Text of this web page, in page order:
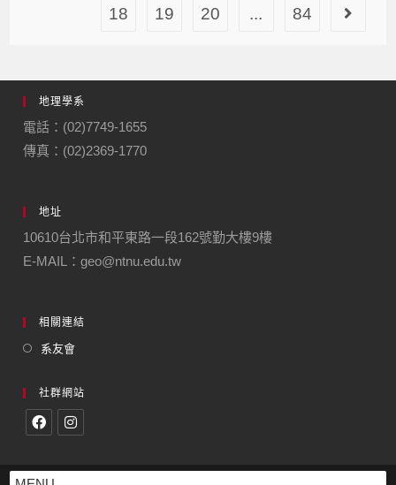
18
19 20 ... 84
地理學系
電話：(02)7749-1655
傳真：(02)2369-1770
地址
10610台北市和平東路一段162號勤大樓9樓
E-MAIL：geo@ntnu.edu.tw
相關連結
系友會
社群網站